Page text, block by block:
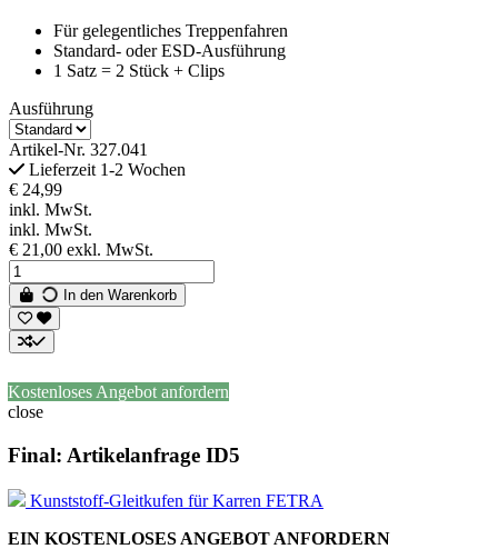
Für gelegentliches Treppenfahren
Standard- oder ESD-Ausführung
1 Satz = 2 Stück + Clips
Ausführung
Artikel-Nr. 327.041
Lieferzeit 1-2 Wochen
€ 24,99
inkl. MwSt.
inkl. MwSt.
€ 21,00 exkl. MwSt.
In den Warenkorb
Kostenloses Angebot anfordern
close
Final: Artikelanfrage ID5
Kunststoff-Gleitkufen für Karren FETRA
EIN KOSTENLOSES ANGEBOT ANFORDERN